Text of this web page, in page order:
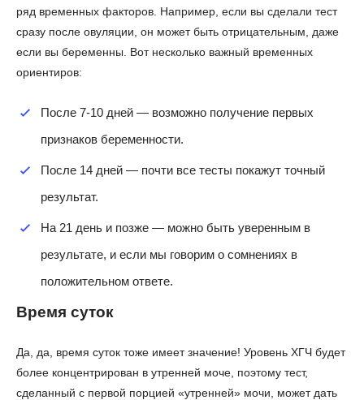
ряд временных факторов. Например, если вы сделали тест
сразу после овуляции, он может быть отрицательным, даже
если вы беременны. Вот несколько важный временных
ориентиров:
После 7-10 дней — возможно получение первых
признаков беременности.
После 14 дней — почти все тесты покажут точный
результат.
На 21 день и позже — можно быть уверенным в
результате, и если мы говорим о сомнениях в
положительном ответе.
Время суток
Да, да, время суток тоже имеет значение! Уровень ХГЧ будет
более концентрирован в утренней моче, поэтому тест,
сделанный с первой порцией «утренней» мочи, может дать